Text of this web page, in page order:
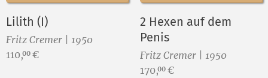
Lilith (I)
Fritz Cremer | 1950
Preis:
110,00 €
2 Hexen auf dem
Penis
Fritz Cremer | 1950
Preis:
170,00 €